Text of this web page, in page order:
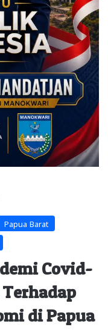
Papua Barat
Covid-
di Papua